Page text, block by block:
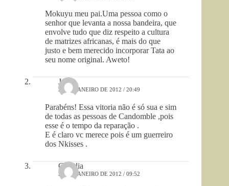
Mokuyu meu pai.Uma pessoa como o
senhor que levanta a nossa bandeira, que
envolve tudo que diz respeito a cultura
de matrizes africanas, é mais do que
justo e bem merecido incorporar Tata ao
seu nome original. Aweto!
Jaina
29 DE JANEIRO DE 2012 / 20:49
Parabéns! Essa vitoria não é só sua e sim
de todas as pessoas de Candomble ,pois
esse é o tempo da reparação .
E é claro vc merece pois é um guerreiro
dos Nkisses .
Claudia
28 DE JANEIRO DE 2012 / 09:52